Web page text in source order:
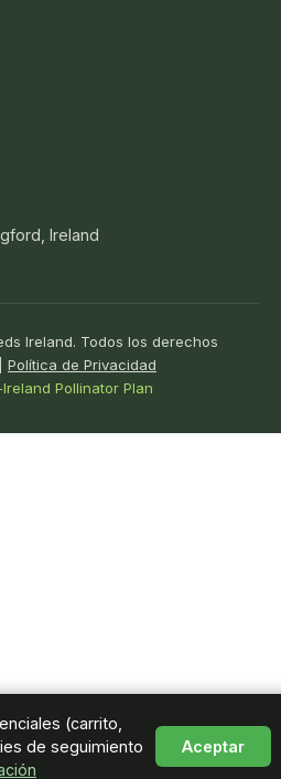
Ireland
Ireland. Todos los derechos
Política de Privacidad
Pollinator Plan
(carrito,
de seguimiento
Aceptar